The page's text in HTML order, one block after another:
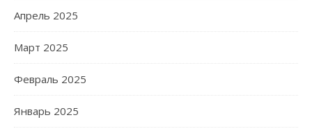
Апрель 2025
Март 2025
Февраль 2025
Январь 2025